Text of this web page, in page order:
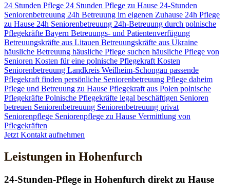
24 Stunden Pflege 24 Stunden Pflege zu Hause 24-Stunden
Seniorenbetreuung 24h Betreuung im eigenen Zuhause 24h Pflege
zu Hause 24h Seniorenbetreuung 24h-Betreuung durch polnische
Pflegekräfte Bayern Betreuungs- und Patientenverfügung
Betreuungskräfte aus Litauen Betreuungskräfte aus Ukraine
häusliche Betreuung häusliche Pflege suchen häusliche Pflege von
Senioren Kosten für eine polnische Pflegekraft Kosten
Seniorenbetreuung Landkreis Weilheim-Schongau passende
Pflegekraft finden persönliche Seniorenbetreuung Pflege daheim
Pflege und Betreuung zu Hause Pflegekraft aus Polen polnische
Pflegekräfte Polnische Pflegekräfte legal beschäftigen Senioren
betreuen Seniorenbetreuung Seniorenbetreuung privat
Seniorenpflege Seniorenpflege zu Hause Vermittlung von
Pflegekräften
Jetzt Kontakt aufnehmen
Leistungen in Hohenfurch
24-Stunden-Pflege in Hohenfurch direkt zu Hause